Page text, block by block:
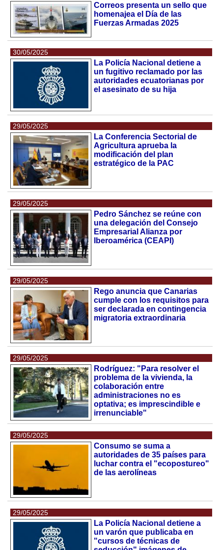
Correos presenta un sello que
homenajea el Día de las
Fuerzas Armadas 2025
30/05/2025
La Policía Nacional detiene a
un fugitivo reclamado por las
autoridades ecuatorianas por
el asesinato de su hija
29/05/2025
La Conferencia Sectorial de
Agricultura aprueba la
modificación del plan
estratégico de la PAC
29/05/2025
Pedro Sánchez se reúne con
una delegación del Consejo
Empresarial Alianza por
Iberoamérica (CEAPI)
29/05/2025
Rego anuncia que Canarias
cumple con los requisitos para
ser declarada en contingencia
migratoria extraordinaria
29/05/2025
Rodríguez: "Para resolver el
problema de la vivienda, la
colaboración entre
administraciones no es
optativa; es imprescindible e
irrenunciable"
29/05/2025
Consumo se suma a
autoridades de 35 países para
luchar contra el "ecopostureo"
de las aerolíneas
29/05/2025
La Policía Nacional detiene a
un varón que publicaba en
"cursos de técnicas de